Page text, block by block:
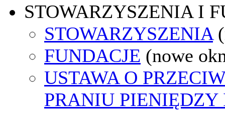
STOWARZYSZENIA I
STOWARZYSZENIA
FUNDACJE (nowe
USTAWA O
PRANIU PIENIĘDZY